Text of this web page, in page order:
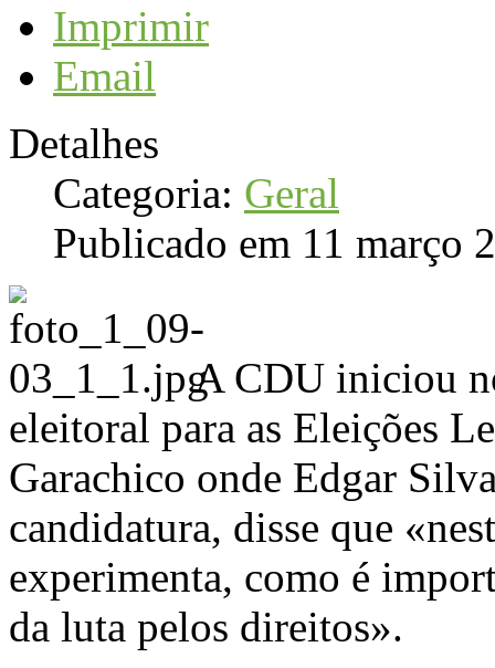
Imprimir
Email
Detalhes
Categoria: Geral
Publicado em 11 março
A CDU iniciou
eleitoral para as Eleições
Garachico onde Edgar
candidatura, disse que
experimenta, como é
da luta pelos direitos».